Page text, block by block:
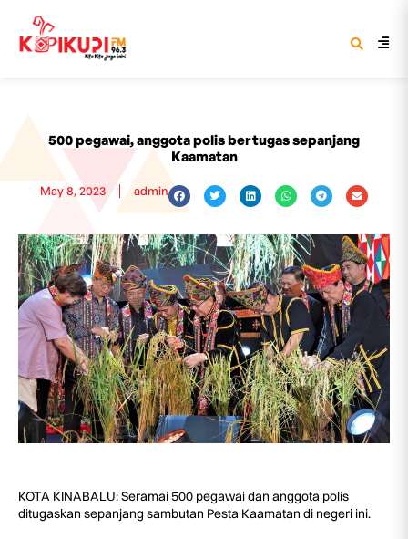
500 pegawai, anggota polis bertugas sepanjang
Kaamatan
May 8, 2023 admin
KOTA KINABALU: Seramai 500 pegawai dan anggota polis
ditugaskan sepanjang sambutan Pesta Kaamatan di negeri ini.